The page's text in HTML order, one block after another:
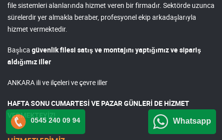
file sistemleri alanlarında hizmet veren bir firmadır. Sektörde uzunca
sürelerdir yer almakla beraber, profesyonel ekip arkadaşlarıyla
hizmet vermektedir.
Başlıca güvenlik filesi satış ve montajını yaptığımız ve sipariş
aldığımız iller
ANKARA ili ve ilçeleri ve çevre iller
HAFTA SONU CUMARTESİ VE PAZAR GÜNLERİ DE HİZMET
VERMEKTEYİZ!
0545 240 09 94 Whatsapp